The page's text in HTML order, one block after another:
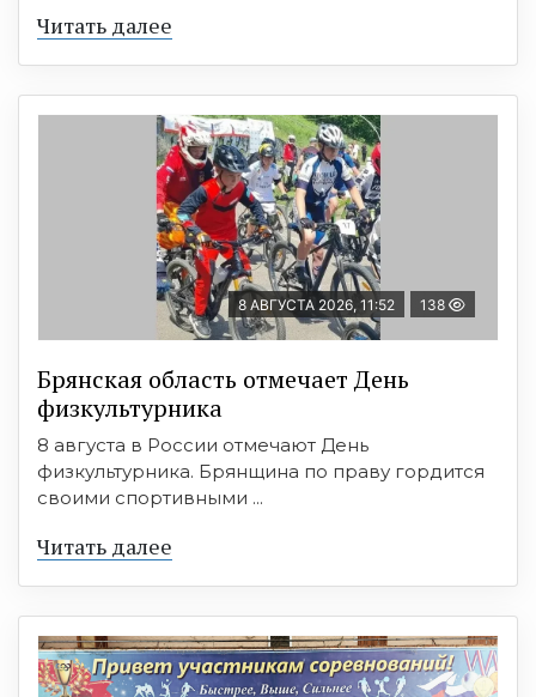
Читать далее
8 АВГУСТА 2026, 11:52 138
Брянская область отмечает День
физкультурника
8 августа в России отмечают День
физкультурника. Брянщина по праву гордится
своими спортивными ...
Читать далее